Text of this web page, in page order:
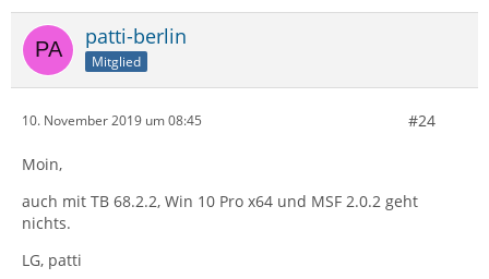
patti-berlin
Mitglied
10. November 2019 um 08:45 #24
Moin,
auch mit TB 68.2.2, Win 10 Pro x64 und MSF 2.0.2 geht
nichts.
LG, patti